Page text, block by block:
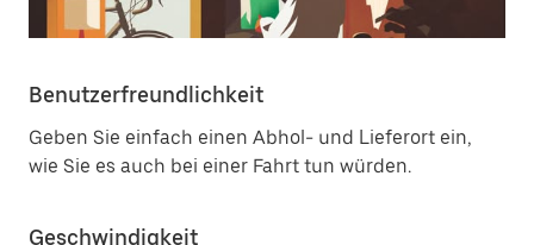
Benutzerfreundlichkeit
Geben Sie einfach einen Abhol- und Lieferort ein,
wie Sie es auch bei einer Fahrt tun würden.
Geschwindigkeit